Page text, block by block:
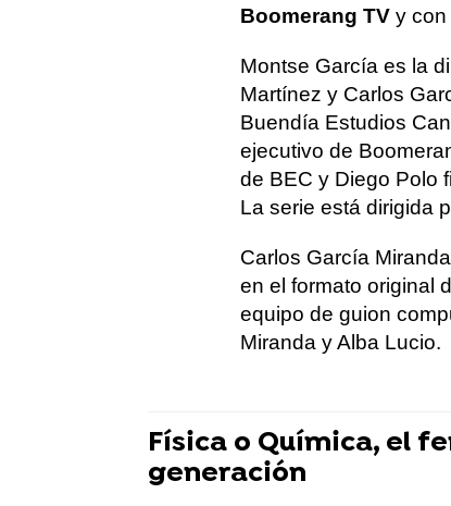
Boomerang TV y con
Montse García es la
Martínez y Carlos
Buendía Estudios
ejecutivo de
de BEC y Diego Polo
La serie está dirigida
Carlos García
en el formato original
equipo de guion
Miranda y Alba Lucio.
Física o Química, el
generación